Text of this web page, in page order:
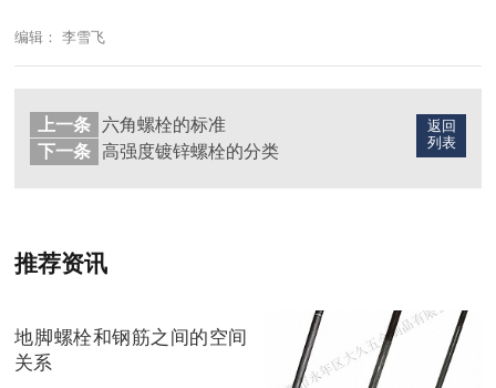
编辑： 李雪飞
返回
列表
上一条
六角螺栓的标准
下一条
高强度镀锌螺栓的分类
推荐资讯
地脚螺栓和钢筋之间的空间
关系